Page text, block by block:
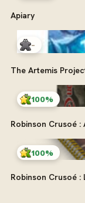
Apiary
-
The Artemis
100%
Robinson Crusoé :
100%
Robinson Crusoé :